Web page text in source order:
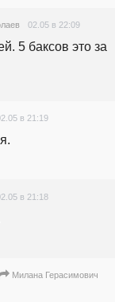
02.05 в 22:09
5 баксов это за
в 21:19
в 21:18
Милана Герасимович